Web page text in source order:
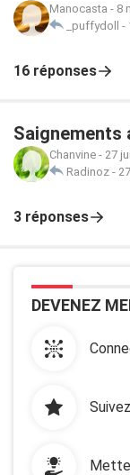
Manocasta - 8
_puffydoll -
16 réponses
Chanvine - 27
Radinoz -
3 réponses
DEVENEZ